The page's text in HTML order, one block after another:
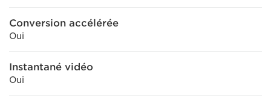
Conversion accélérée
Oui
Instantané vidéo
Oui